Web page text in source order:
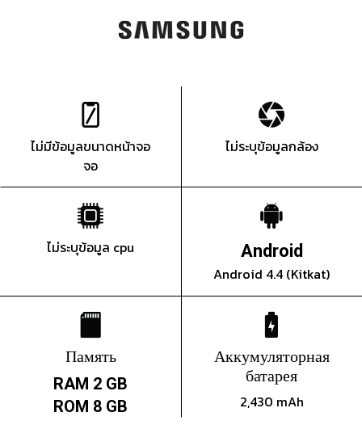
ไม่มีข้อมูลขนาดหน้าจอ
จอ
ไม่ระบุข้อมูลกล้อง
ไม่ระบุข้อมูล cpu Android
Android 4.4 (Kitkat)
Память
RAM 2 GB
ROM 8 GB
Аккумуляторная
батарея
2,430 mAh